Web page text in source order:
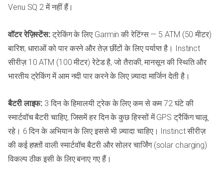
Venu SQ 2 में नहीं हैं।
वॉटर रेज़िस्टेंस: ट्रेकिंग के लिए Garmin की रेटिंग्स — 5 ATM (50 मीटर)
बारिश, धाराओं को पार करने और तेज़ छींटों के लिए पर्याप्त है। Instinct
सीरीज़ 10 ATM (100 मीटर) रेटेड है, जो तैराकी, मानसून की स्थिति और
भारतीय ट्रेकिंग में आम नदी पार करने के लिए ज़्यादा मार्जिन देती है।
बैटरी लाइफ: 3 दिन के हिमालयी ट्रेक के लिए कम से कम 72 घंटे की
स्मार्टवॉच बैटरी चाहिए, जिसमें हर दिन के कुछ हिस्सों में GPS ट्रैकिंग चालू
रहे। 6 दिन के अभियान के लिए इससे भी ज़्यादा चाहिए। Instinct सीरीज़
की कई हफ़्तों वाली स्मार्टवॉच बैटरी और सोलर चार्जिंग (solar charging)
विकल्प ठीक इसी के लिए बनाए गए हैं।